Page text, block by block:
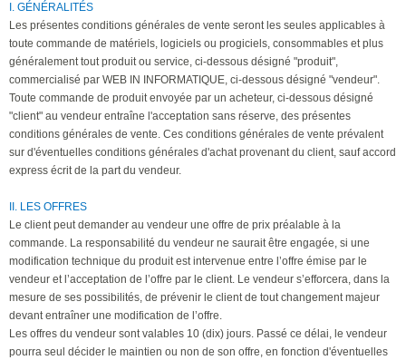
I. GÉNÉRALITÉS
Les présentes conditions générales de vente seront les seules applicables à
toute commande de matériels, logiciels ou progiciels, consommables et plus
généralement tout produit ou service, ci-dessous désigné "produit",
commercialisé par WEB IN INFORMATIQUE, ci-dessous désigné "vendeur".
Toute commande de produit envoyée par un acheteur, ci-dessous désigné
"client" au vendeur entraîne l'acceptation sans réserve, des présentes
conditions générales de vente. Ces conditions générales de vente prévalent
sur d'éventuelles conditions générales d'achat provenant du client, sauf accord
express écrit de la part du vendeur.
II. LES OFFRES
Le client peut demander au vendeur une offre de prix préalable à la
commande. La responsabilité du vendeur ne saurait être engagée, si une
modification technique du produit est intervenue entre l’offre émise par le
vendeur et l’acceptation de l’offre par le client. Le vendeur s’efforcera, dans la
mesure de ses possibilités, de prévenir le client de tout changement majeur
devant entraîner une modification de l’offre.
Les offres du vendeur sont valables 10 (dix) jours. Passé ce délai, le vendeur
pourra seul décider le maintien ou non de son offre, en fonction d'éventuelles